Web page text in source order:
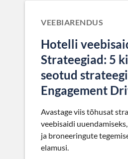
VEEBIARENDUS
Hotelli
Strateegiad: 5
seotud
Engagement
Avastage viis tõhusat
veebisaidi
ja broneeringute
elamusi.